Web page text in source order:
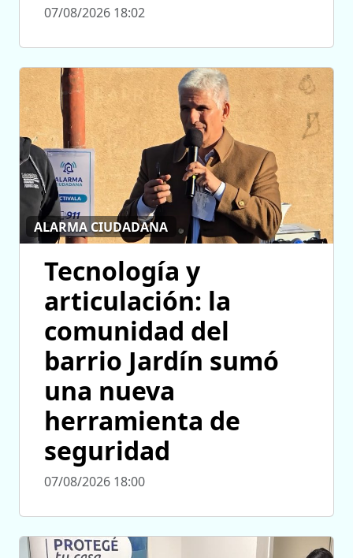
07/08/2026 18:02
ALARMA CIUDADANA
Tecnología y
articulación: la
comunidad del
barrio Jardín sumó
una nueva
herramienta de
seguridad
07/08/2026 18:00